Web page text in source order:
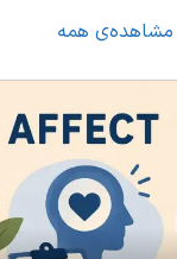
مشاهده‌ی همه